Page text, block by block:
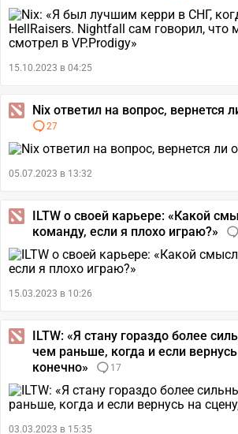
15.10.2023 в 04:25
Nix ответил на вопрос, вернется
27
05.07.2023 в 13:32
ILTW о своей карьере: «Какой
команду, если я плохо играю?»
15.03.2023 в 10:26
ILTW: «Я стану гораздо более
чем раньше, когда и если
конечно»
17
03.03.2023 в 15:35